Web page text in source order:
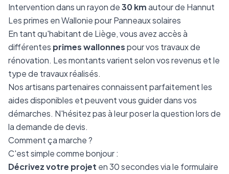
Intervention dans un rayon de30 kmautour de Hannut
Les primes en Wallonie pour Panneaux solaires
En tant qu'habitant de Liège, vous avez accès à
différentes primes wallonnespour vos travaux de
rénovation. Les montants varient selon vos revenus et le
type de travaux réalisés.
Nos artisans partenaires connaissent parfaitement les
aides disponibles et peuvent vous guider dans vos
démarches. N'hésitez pas à leur poser la question lors de
la demande de devis.
Comment ça marche ?
C'est simple comme bonjour :
Décrivez votre projet en 30 secondes via le formulaire